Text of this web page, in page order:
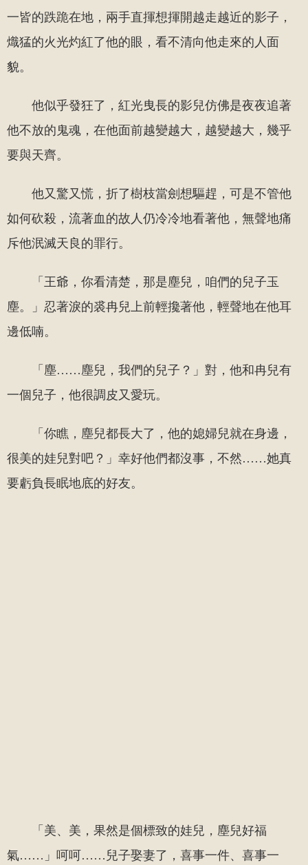
一皆的跌跪在地，兩手直揮想揮開越走越近的影子，
熾猛的火光灼紅了他的眼，看不清向他走來的人面
貌。
他似乎發狂了，紅光曳長的影兒仿佛是夜夜追著
他不放的鬼魂，在他面前越變越大，越變越大，幾乎
要與天齊。
他又驚又慌，折了樹枝當劍想驅趕，可是不管他
如何砍殺，流著血的故人仍冷冷地看著他，無聲地痛
斥他泯滅天良的罪行。
「王爺，你看清楚，那是塵兒，咱們的兒子玉
塵。」忍著淚的裘冉兒上前輕攙著他，輕聲地在他耳
邊低喃。
「塵……塵兒，我們的兒子？」對，他和冉兒有
一個兒子，他很調皮又愛玩。
「你瞧，塵兒都長大了，他的媳婦兒就在身邊，
很美的娃兒對吧？」幸好他們都沒事，不然……她真
要虧負長眠地底的好友。
「美、美，果然是個標致的娃兒，塵兒好福
氣……」呵呵……兒子娶妻了，喜事一件、喜事一